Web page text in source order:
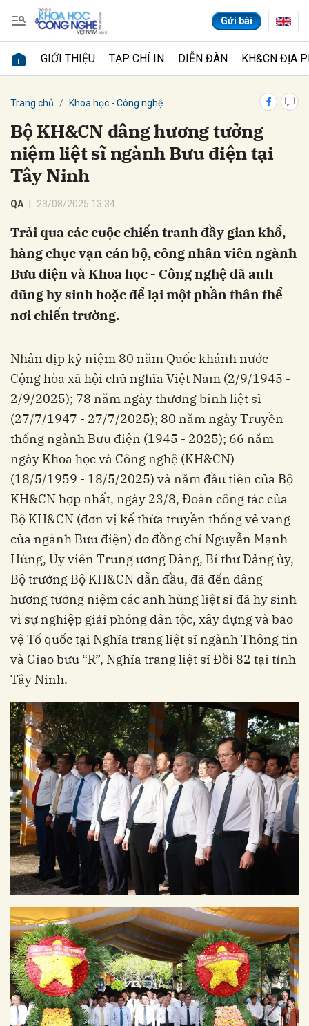
Gửi bài
GIỚI THIỆU TẠP CHÍ IN DIỄN ĐÀN KH&CN ĐỊA
Trang chủ Khoa học - Công nghệ
Bộ KH&CN dâng hương tưởng
niệm liệt sĩ ngành Bưu điện tại
Tây Ninh
QA 23/08/2025 13:34
Trải qua các cuộc chiến tranh đầy gian khổ,
hàng chục vạn cán bộ, công nhân viên ngành
Bưu điện và Khoa học - Công nghệ đã anh
dũng hy sinh hoặc để lại một phần thân thể
nơi chiến trường.
Nhân dịp kỷ niệm 80 năm Quốc khánh nước
Cộng hòa xã hội chủ nghĩa Việt Nam (2/9/1945 -
2/9/2025); 78 năm ngày thương binh liệt sĩ
(27/7/1947 - 27/7/2025); 80 năm ngày Truyền
thống ngành Bưu điện (1945 - 2025); 66 năm
ngày Khoa học và Công nghệ (KH&CN)
(18/5/1959 - 18/5/2025) và năm đầu tiên của Bộ
KH&CN hợp nhất, ngày 23/8, Đoàn công tác của
Bộ KH&CN (đơn vị kế thừa truyền thống vẻ vang
của ngành Bưu điện) do đồng chí Nguyễn Mạnh
Hùng, Ủy viên Trung ương Đảng, Bí thư Đảng ủy,
Bộ trưởng Bộ KH&CN dẫn đầu, đã đến dâng
hương tưởng niệm các anh hùng liệt sĩ đã hy sinh
vì sự nghiệp giải phóng dân tộc, xây dựng và bảo
vệ Tổ quốc tại Nghĩa trang liệt sĩ ngành Thông tin
và Giao bưu “R”, Nghĩa trang liệt sĩ Đồi 82 tại tỉnh
Tây Ninh.
Gửi bình luận
Hủy Gửi